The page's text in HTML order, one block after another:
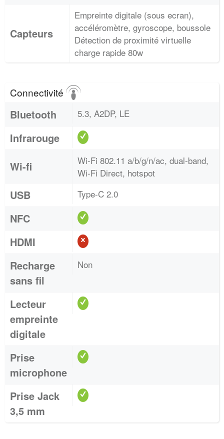
Capteurs
Empreinte digitale (sous ecran),
accéléromètre, gyroscope, boussole
Détection de proximité virtuelle
charge rapide 80w
Connectivité
Bluetooth 5.3, A2DP, LE
Infrarouge
Wi-fi
Wi-Fi 802.11 a/b/g/n/ac, dual-band,
Wi-Fi Direct, hotspot
USB Type-C 2.0
NFC
HDMI
Recharge
sans fil
Non
Lecteur
empreinte
digitale
Prise
microphone
Prise Jack
3,5 mm